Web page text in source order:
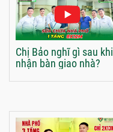
Chị Bảo nghĩ gì sau khi
nhận bàn giao nhà?